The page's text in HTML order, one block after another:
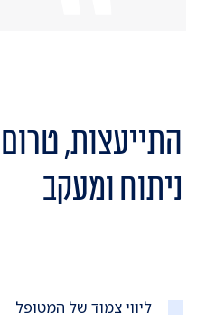
התייעצות,
ניתוח ומעקב
ליווי צמוד של המטופל